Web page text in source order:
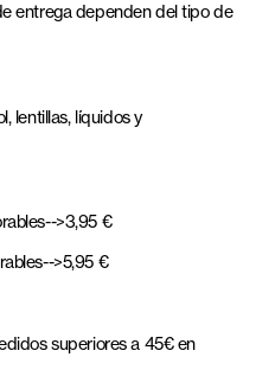
entrega dependen del tipo de
lentillas, líquidos y
>3,95 €
>5,95 €
superiores a 45€ en